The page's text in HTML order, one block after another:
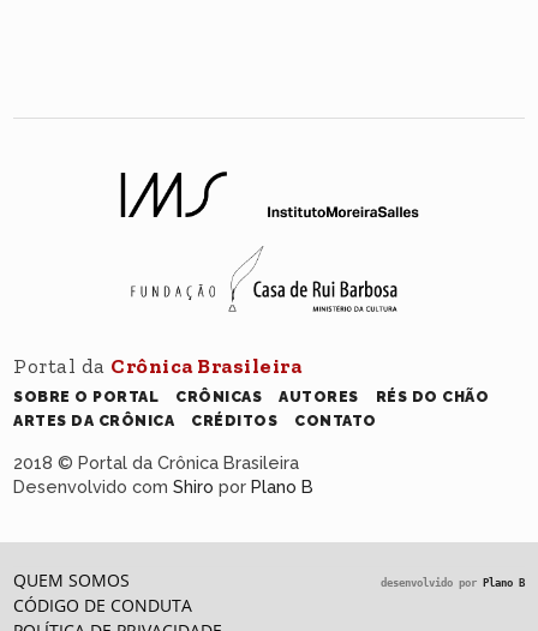
Portal da Crônica Brasileira
SOBRE O PORTAL CRÔNICAS AUTORES
RÉS DO CHÃO
ARTES DA CRÔNICA
CRÉDITOS CONTATO
2018 © Portal da Crônica Brasileira
Desenvolvido comShiro porPlano B
QUEM SOMOS
CÓDIGO DE CONDUTA
desenvolvido por Plano B